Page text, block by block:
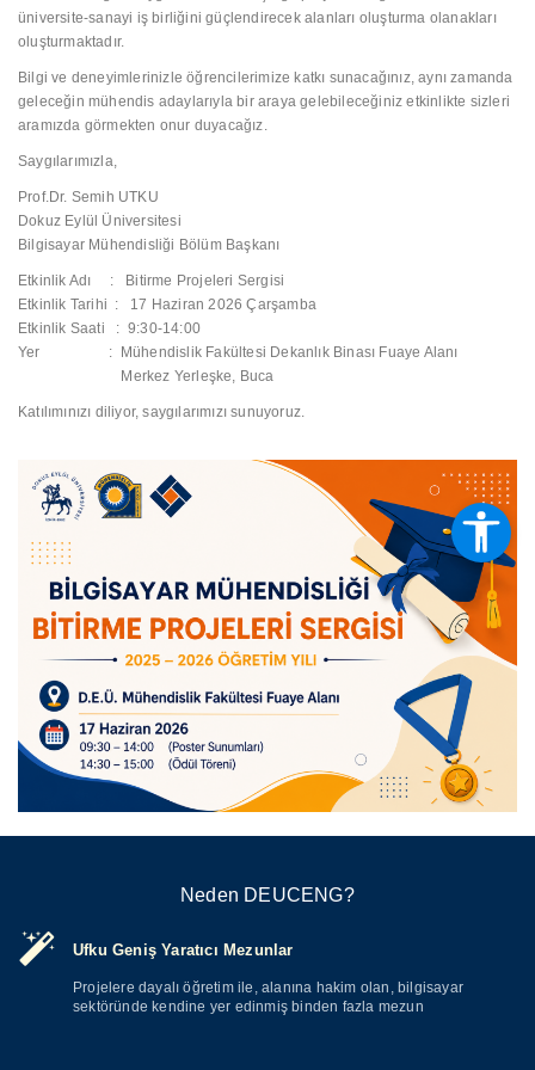
üniversite-sanayi iş birliğini güçlendirecek alanları oluşturma olanakları
oluşturmaktadır.
Bilgi ve deneyimlerinizle öğrencilerimize katkı sunacağınız, aynı zamanda
geleceğin mühendis adaylarıyla bir araya gelebileceğiniz etkinlikte sizleri
aramızda görmekten onur duyacağız.
Saygılarımızla,
Prof.Dr. Semih UTKU
Dokuz Eylül Üniversitesi
Bilgisayar Mühendisliği Bölüm Başkanı
Etkinlik Adı : Bitirme Projeleri Sergisi
Etkinlik Tarihi : 17 Haziran 2026 Çarşamba
Etkinlik Saati : 9:30-14:00
Yer : Mühendislik Fakültesi Dekanlık Binası Fuaye Alanı
Merkez Yerleşke, Buca
Katılımınızı diliyor, saygılarımızı sunuyoruz.
Neden DEUCENG?
Ufku Geniş Yaratıcı Mezunlar
Projelere dayalı öğretim ile, alanına hakim olan, bilgisayar
sektöründe kendine yer edinmiş binden fazla mezun